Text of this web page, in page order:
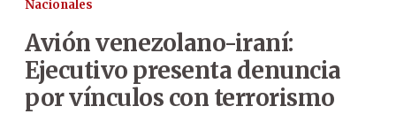
Nacionales
Avión venezolano-iraní:
Ejecutivo presenta denuncia
por vínculos con terrorismo